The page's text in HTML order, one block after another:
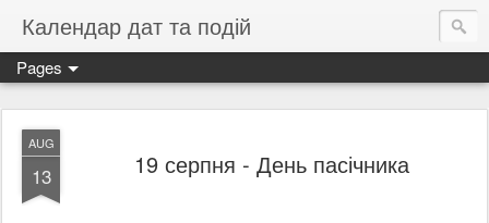
Календар дат та подій
Pages
AUG
13 19 серпня - День пасічника